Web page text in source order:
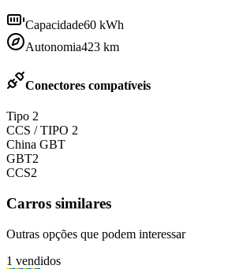
Capacidade60 kWh
Autonomia423 km
Conectores compatíveis
Tipo 2
CCS / TIPO 2
China GBT
GBT2
CCS2
Carros similares
Outras opções que podem interessar
1 vendidos